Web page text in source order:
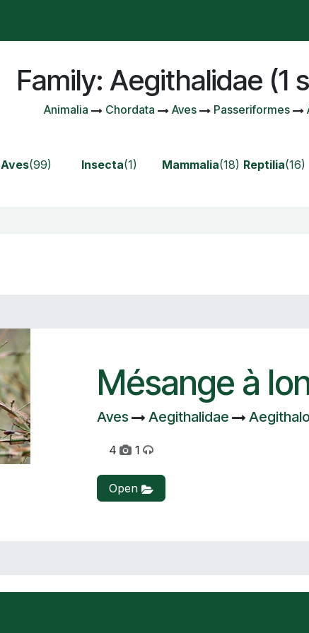
Family: Aegithalidae (1
Animalia Chordata Aves Passeriformes
Aves(99) Insecta(1) Mammalia(18) Reptilia(16)
Mésange à
Aves Aegithalidae
4 1
Open